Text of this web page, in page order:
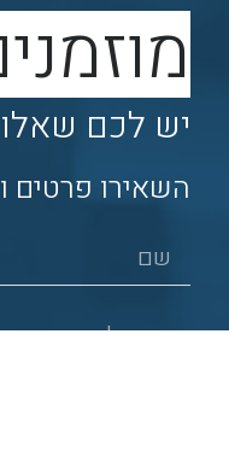
יש לכם
השאירו פרטים